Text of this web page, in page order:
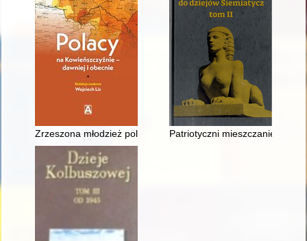
Zrzeszona młodzież polska Kowieńszczyzny : (1918-1940)
Patriotyczni mieszczanie